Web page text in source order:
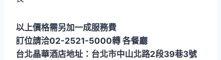
以上價格需另加一成服務費
訂位請洽02-2521-5000轉 各餐廳
台北晶華酒店地址：台北市中山北路2段39巷3號